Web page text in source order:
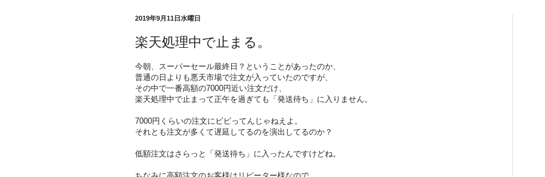
2019年9月11日水曜日
楽天処理中で止まる。
今朝、スーパーセール最終日？ということがあったのか、
普通の日よりも悪天市場で注文が入っていたのですが、
その中で一番高額の7000円近い注文だけ、
楽天処理中で止まって正午を過ぎても「発送待ち」に入りません。
7000円くらいの注文にビビってんじゃねえよ。
それとも注文が多くて遅延してるのを演出してるのか？
低額注文はさらっと「発送待ち」に入ったんですけどね。